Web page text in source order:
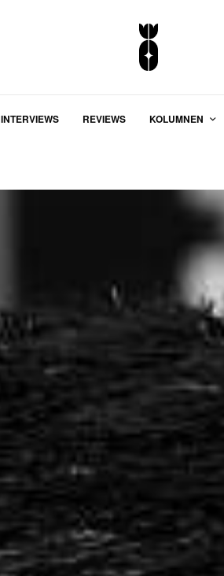
INTERVIEWS REVIEWS KOLUMNEN